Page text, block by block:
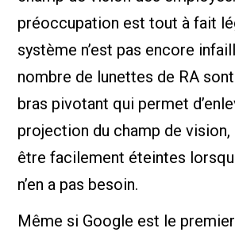
préoccupation est tout à fait
système n’est pas encore
nombre de lunettes de RA sont
bras pivotant qui permet
projection du champ de vision,
être facilement éteintes
n’en a pas besoin.
Même si Google est le